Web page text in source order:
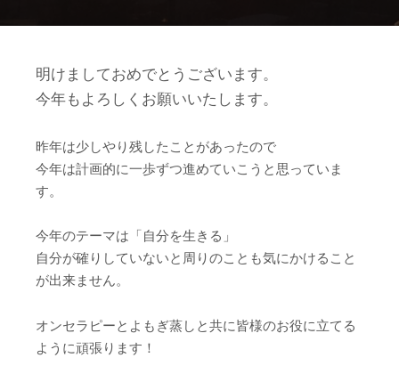
明けましておめでとうございます。
今年もよろしくお願いいたします。
昨年は少しやり残したことがあったので
今年は計画的に一歩ずつ進めていこうと思っていま
す。
今年のテーマは「自分を生きる」
自分が確りしていないと周りのことも気にかけること
が出来ません。
オンセラピーとよもぎ蒸しと共に皆様のお役に立てる
ように頑張ります！